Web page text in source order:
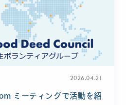
2026.04.21
ミーティングで活動を紹